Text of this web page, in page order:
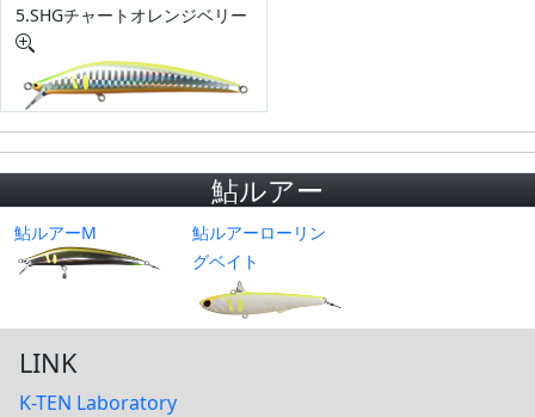
5.SHGチャートオレンジベリー
鮎ルアー
鮎ルアーM
鮎ルアーローリン
グベイト
LINK
K-TEN Laboratory